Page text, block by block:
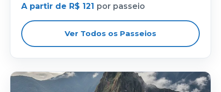
A partir de R$ 121 por passeio
Ver Todos os Passeios